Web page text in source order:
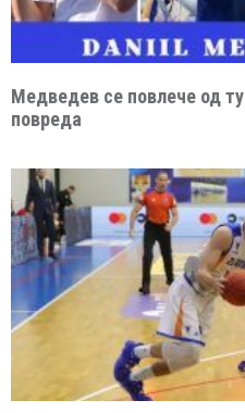
Медведев се повлече од
повреда